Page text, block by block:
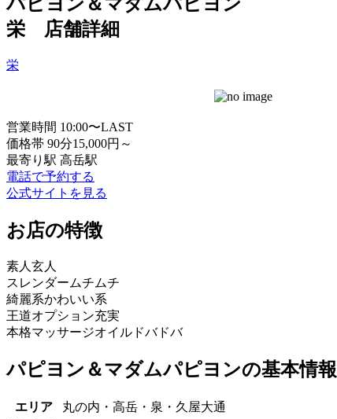
栄 店舗詳細
栄
営業時間 10:00〜LAST
価格帯 90分15,000円～
最寄り駅 高岳駅
電話で予約する
公式サイトを見る
お店の特徴
素人 玄人
スレンダー ムチムチ
綺麗系かわいい系
王道オプション充実
本格マッサージオイルドバドバ
パピヨン＆マダムパピヨンの基本情報
エリア
丸の内・高岳・泉・久屋大通